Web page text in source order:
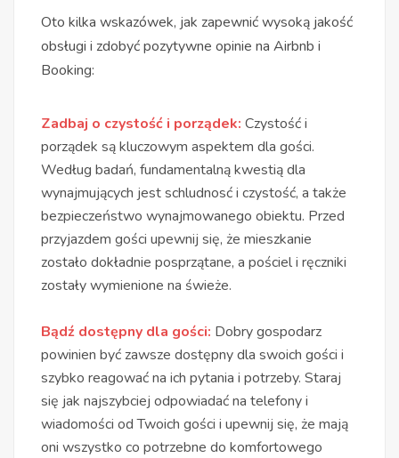
Oto kilka wskazówek, jak zapewnić wysoką jakość
obsługi i zdobyć pozytywne opinie na Airbnb i
Booking:
Zadbaj o czystość i porządek: Czystość i
porządek są kluczowym aspektem dla gości.
Według badań, fundamentalną kwestią dla
wynajmujących jest schludnosć i czystość, a także
bezpieczeństwo wynajmowanego obiektu. Przed
przyjazdem gości upewnij się, że mieszkanie
zostało dokładnie posprzątane, a pościel i ręczniki
zostały wymienione na świeże.
Bądź dostępny dla gości: Dobry gospodarz
powinien być zawsze dostępny dla swoich gości i
szybko reagować na ich pytania i potrzeby. Staraj
się jak najszybciej odpowiadać na telefony i
wiadomości od Twoich gości i upewnij się, że mają
oni wszystko co potrzebne do komfortowego